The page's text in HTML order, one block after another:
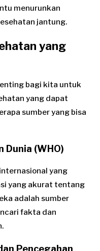
menurunkan
jantung.
yang
bagi kita untuk
yang dapat
sumber yang bisa
Dunia (WHO)
yang
yang akurat tentang
adalah sumber
fakta dan
Pencegahan